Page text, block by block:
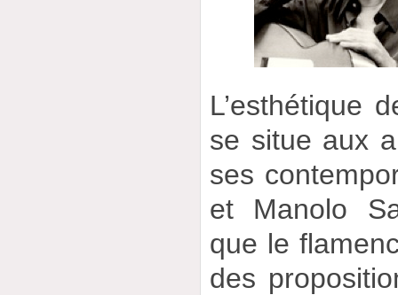
L’esthétique
se situe aux
ses
et Manolo
que le
des